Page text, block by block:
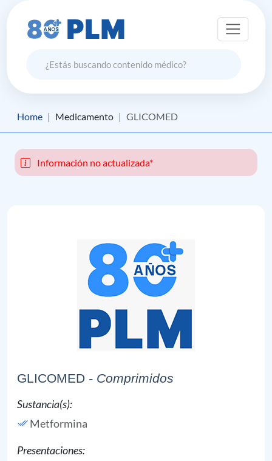
Home Medicamento GLICOMED
Información no actualizada*
GLICOMED - Comprimidos
Sustancia(s):
Metformina
Presentaciones: